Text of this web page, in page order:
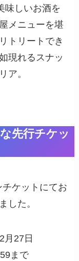
味しいお酒を
メニューを堪
トリートでき
現れるスナッ
ア。
先行チケッ
ケットにてお
した。
月27日
まで